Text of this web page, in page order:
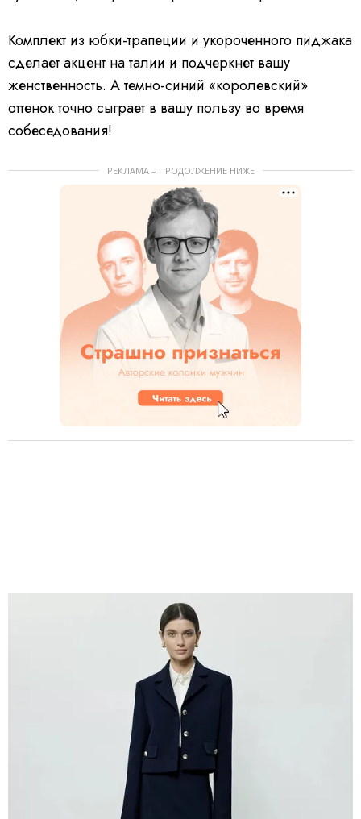
Комплект из юбки-трапеции и укороченного пиджака
сделает акцент на талии и подчеркнет вашу
женственность. А темно-синий «королевский»
оттенок точно сыграет в вашу пользу во время
собеседования!
РЕКЛАМА – ПРОДОЛЖЕНИЕ НИЖЕ